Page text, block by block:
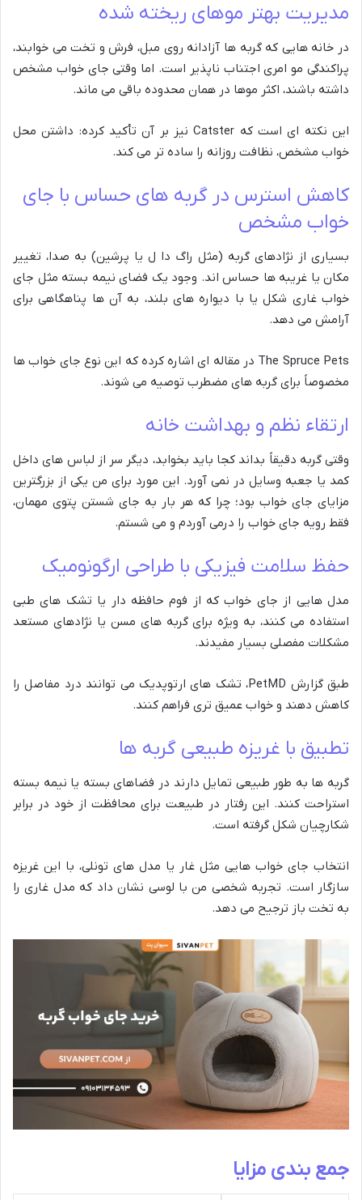
مدیریت بهتر موهای ریخته شده
در خانه هایی که گربه ها آزادانه روی مبل، فرش و تخت می خوابند،
پراکندگی مو امری اجتناب ناپذیر است. اما وقتی جای خواب مشخص
داشته باشند، اکثر موها در همان محدوده باقی می ماند.
این نکته ای است که Catster نیز بر آن تأکید کرده: داشتن محل
خواب مشخص، نظافت روزانه را ساده تر می کند.
کاهش استرس در گربه های حساس با جای
خواب مشخص
بسیاری از نژادهای گربه (مثل راگ دا ل یا پرشین) به صدا، تغییر
مکان یا غریبه ها حساس اند. وجود یک فضای نیمه بسته مثل جای
خواب غاری شکل یا با دیواره های بلند، به آن ها پناهگاهی برای
آرامش می دهد.
The Spruce Pets در مقاله ای اشاره کرده که این نوع جای خواب ها
مخصوصاً برای گربه های مضطرب توصیه می شوند.
ارتقاء نظم و بهداشت خانه
وقتی گربه دقیقاً بداند کجا باید بخوابد، دیگر سر از لباس های داخل
کمد یا جعبه وسایل در نمی آورد. این مورد برای من یکی از بزرگترین
مزایای جای خواب بود؛ چرا که هر بار به جای شستن پتوی مهمان،
فقط رویه جای خواب را درمی آوردم و می شستم.
حفظ سلامت فیزیکی با طراحی ارگونومیک
مدل هایی از جای خواب که از فوم حافظه دار یا تشک های طبی
استفاده می کنند، به ویژه برای گربه های مسن یا نژادهای مستعد
مشکلات مفصلی بسیار مفیدند.
طبق گزارش PetMD، تشک های ارتوپدیک می توانند درد مفاصل را
کاهش دهند و خواب عمیق تری فراهم کنند.
تطبیق با غریزه طبیعی گربه ها
گربه ها به طور طبیعی تمایل دارند در فضاهای بسته یا نیمه بسته
استراحت کنند. این رفتار در طبیعت برای محافظت از خود در برابر
شکارچیان شکل گرفته است.
انتخاب جای خواب هایی مثل غار یا مدل های تونلی، با این غریزه
سازگار است. تجربه شخصی من با لوسی نشان داد که مدل غاری را
به تخت باز ترجیح می دهد.
جمع بندی مزایا